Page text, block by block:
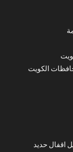
الكويت
اقفال حديد